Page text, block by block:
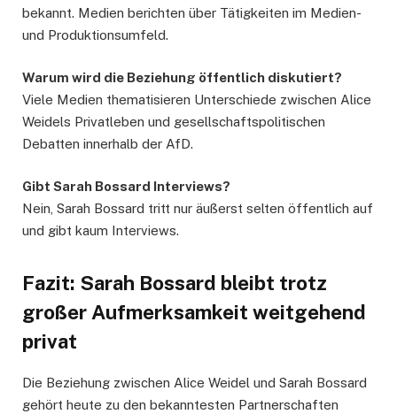
bekannt. Medien berichten über Tätigkeiten im Medien-
und Produktionsumfeld.
Warum wird die Beziehung öffentlich diskutiert?
Viele Medien thematisieren Unterschiede zwischen Alice
Weidels Privatleben und gesellschaftspolitischen
Debatten innerhalb der AfD.
Gibt Sarah Bossard Interviews?
Nein, Sarah Bossard tritt nur äußerst selten öffentlich auf
und gibt kaum Interviews.
Fazit: Sarah Bossard bleibt trotz
großer Aufmerksamkeit weitgehend
privat
Die Beziehung zwischen Alice Weidel und Sarah Bossard
gehört heute zu den bekanntesten Partnerschaften